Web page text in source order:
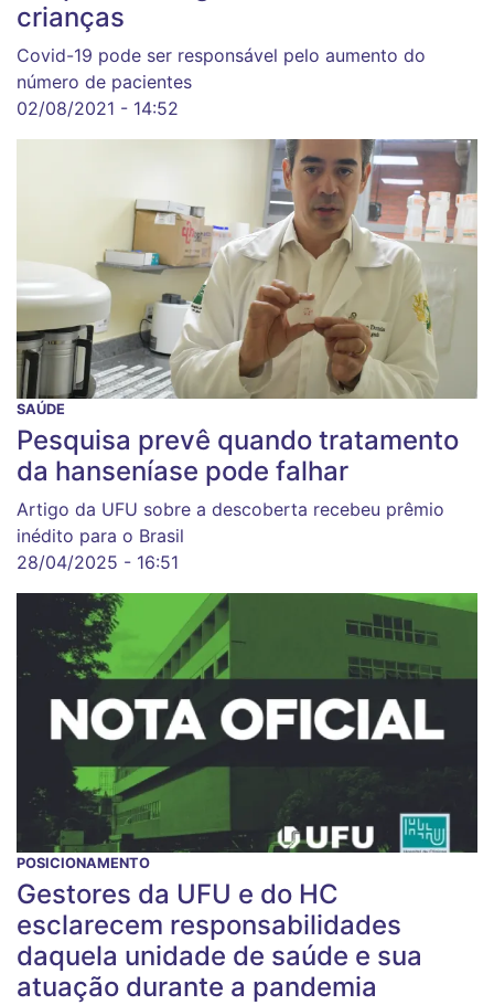
crianças
Covid-19 pode ser responsável pelo aumento do
número de pacientes
02/08/2021 - 14:52
SAÚDE
Pesquisa prevê quando tratamento
da hanseníase pode falhar
Artigo da UFU sobre a descoberta recebeu prêmio
inédito para o Brasil
28/04/2025 - 16:51
POSICIONAMENTO
Gestores da UFU e do HC
esclarecem responsabilidades
daquela unidade de saúde e sua
atuação durante a pandemia